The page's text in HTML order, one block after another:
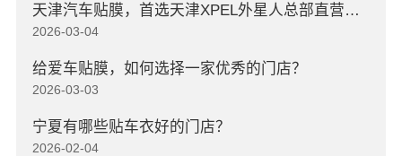
天津汽车贴膜，首选天津XPEL外星人总部直营店，高口碑店
2026-03-04
给爱车贴膜，如何选择一家优秀的门店？
2026-03-03
宁夏有哪些贴车衣好的门店？
2026-02-04